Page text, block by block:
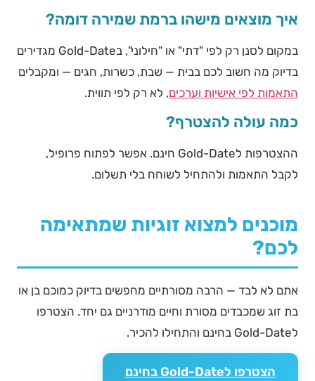
איך מוצאים מישהו ברמת שמירה דומה?
במקום לסנן רק לפי "דתי" או "חילוני", בGold-Date מגדירים
בדיוק מה חשוב לכם בבית — שבת, כשרות, חגים — ומקבלים
התאמות לפי אישיות וערכים, לא רק לפי תווית.
כמה עולה להצטרף?
ההצטרפות לGold-Date חינם. אפשר לפתוח פרופיל,
לקבל התאמות ולהתחיל לשוחח בלי תשלום.
מוכנים למצוא זוגיות שמתאימה
לכם?
אתם לא לבד — הרבה מסורתיים מחפשים בדיוק כמוכם בן או
בת זוג שמכבדים מסורת וחיים מודרניים גם יחד. הצטרפו
לGold-Date בחינם והתחילו להכיר.
הצטרפו לGold-Date בחינם